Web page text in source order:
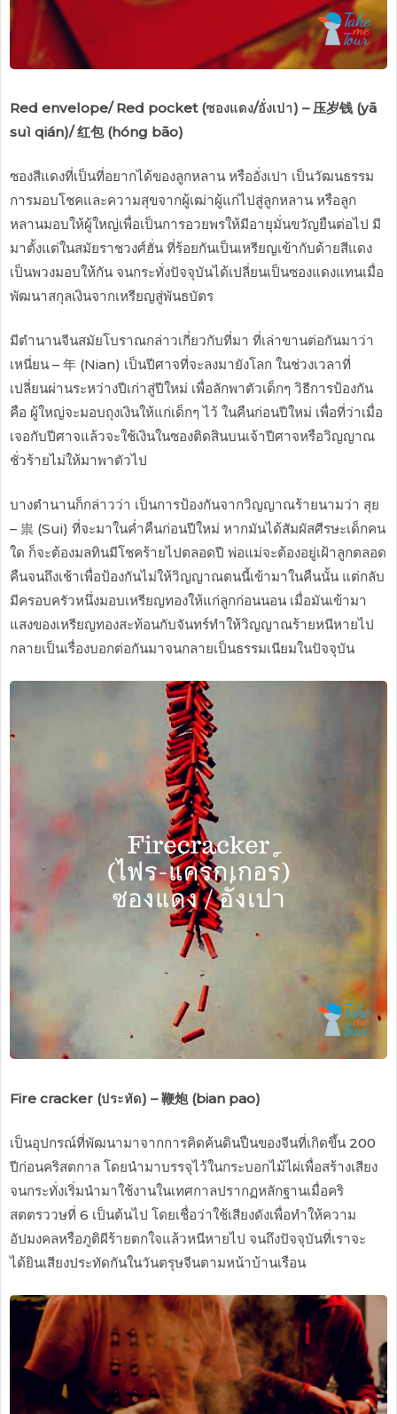
Red envelope/ Red pocket (ซองแดง/อั่งเปา) – 压岁钱 (yā
suì qián)/ 红包 (hóng bāo)
ซองสีแดงที่เป็นที่อยากได้ของลูกหลาน หรืออั่งเปา เป็นวัฒนธรรม
การมอบโชคและความสุขจากผู้เฒ่าผู้แก่ไปสู่ลูกหลาน หรือลูก
หลานมอบให้ผู้ใหญ่เพื่อเป็นการอวยพรให้มีอายุมั่นขวัญยืนต่อไป มี
มาตั้งแต่ในสมัยราชวงศ์ฮั่น ที่ร้อยกันเป็นเหรียญเข้ากับด้ายสีแดง
เป็นพวงมอบให้กัน จนกระทั่งปัจจุบันได้เปลี่ยนเป็นซองแดงแทนเมื่อ
พัฒนาสกุลเงินจากเหรียญสู่พันธบัตร
มีตำนานจีนสมัยโบราณกล่าวเกี่ยวกับที่มา ที่เล่าขานต่อกันมาว่า
เหนี่ยน – 年 (Nian) เป็นปีศาจที่จะลงมายังโลก ในช่วงเวลาที่
เปลี่ยนผ่านระหว่างปีเก่าสู่ปีใหม่ เพื่อลักพาตัวเด็กๆ วิธีการป้องกัน
คือ ผู้ใหญ่จะมอบถุงเงินให้แก่เด็กๆ ไว้ ในคืนก่อนปีใหม่ เพื่อที่ว่าเมื่อ
เจอกับปีศาจแล้วจะใช้เงินในซองติดสินบนเจ้าปีศาจหรือวิญญาณ
ชั่วร้ายไม่ให้มาพาตัวไป
บางตำนานก็กล่าวว่า เป็นการป้องกันจากวิญญาณร้ายนามว่า สุย
– 祟 (Sui) ที่จะมาในค่ำคืนก่อนปีใหม่ หากมันได้สัมผัสศีรษะเด็กคน
ใด ก็จะต้องมลทินมีโชคร้ายไปตลอดปี พ่อแม่จะต้องอยู่เฝ้าลูกตลอด
คืนจนถึงเช้าเพื่อป้องกันไม่ให้วิญญาณตนนี้เข้ามาในคืนนั้น แต่กลับ
มีครอบครัวหนึ่งมอบเหรียญทองให้แก่ลูกก่อนนอน เมื่อมันเข้ามา
แสงของเหรียญทองสะท้อนกับจันทร์ทำให้วิญญาณร้ายหนีหายไป
กลายเป็นเรื่องบอกต่อกันมาจนกลายเป็นธรรมเนียมในปัจจุบัน
Fire cracker (ประทัด) – 鞭炮 (bian pao)
เป็นอุปกรณ์ที่พัฒนามาจากการคิดค้นดินปืนของจีนที่เกิดขึ้น 200
ปีก่อนคริสตกาล โดยนำมาบรรจุไว้ในกระบอกไม้ไผ่เพื่อสร้างเสียง
จนกระทั่งเริ่มนำมาใช้งานในเทศกาลปรากฏหลักฐานเมื่อคริ
สตตรววษที่ 6 เป็นต้นไป โดยเชื่อว่าใช้เสียงดังเพื่อทำให้ความ
อัปมงคลหรือภูติผีร้ายตกใจแล้วหนีหายไป จนถึงปัจจุบันที่เราจะ
ได้ยินเสียงประทัดกันในวันตรุษจีนตามหน้าบ้านเรือน